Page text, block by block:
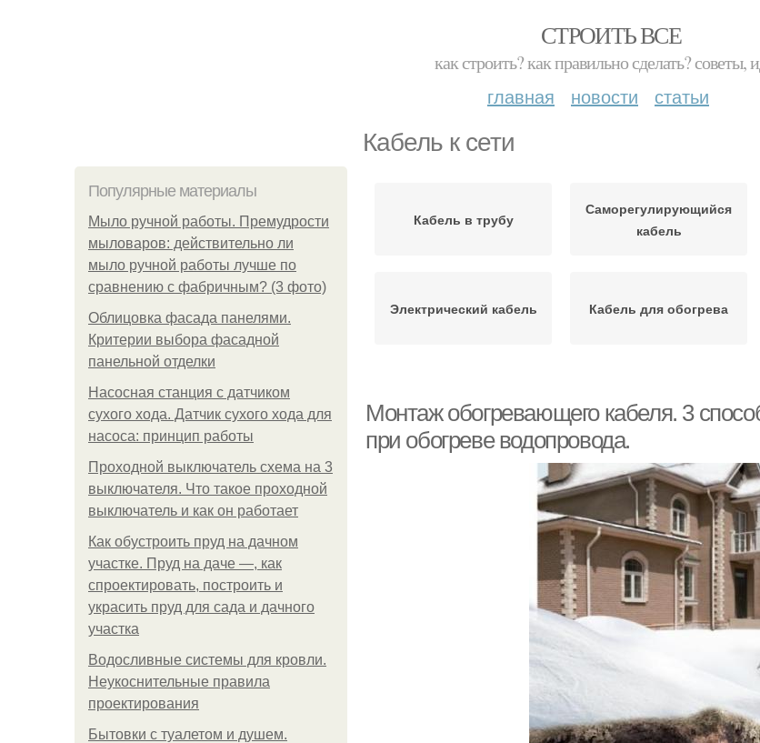
СТРОИТЬ ВСЕ
как строить? как правильно сделать? советы,
главная новости статьи
Кабель к сети
Популярные материалы
Мыло ручной работы. Премудрости
мыловаров: действительно ли
мыло ручной работы лучше по
сравнению с фабричным? (3 фото)
Облицовка фасада панелями.
Критерии выбора фасадной
панельной отделки
Насосная станция с датчиком
сухого хода. Датчик сухого хода для
насоса: принцип работы
Проходной выключатель схема на 3
выключателя. Что такое проходной
выключатель и как он работает
Как обустроить пруд на дачном
участке. Пруд на даче —, как
спроектировать, построить и
украсить пруд для сада и дачного
участка
Водосливные системы для кровли.
Неукоснительные правила
проектирования
Бытовки с туалетом и душем.
Кабель в трубу
Саморегулирующийся
кабель
Электрический кабель Кабель для обогрева
Монтаж обогревающего кабеля. 3
при обогреве водопровода.